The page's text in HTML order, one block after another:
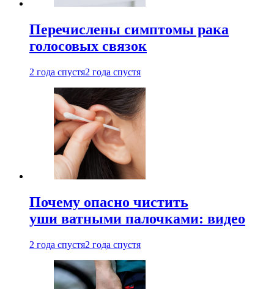
Перечислены симптомы рака
голосовых связок
2 года спустя2 года спустя
Почему опасно чистить
уши ватными палочками: видео
2 года спустя2 года спустя